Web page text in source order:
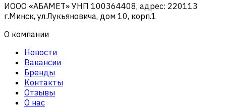
ИООО «АБАМЕТ» УНП 100364408, адрес: 220113
г.Минск, ул.Лукьяновича, дом 10, корп.1
О компании
Новости
Вакансии
Бренды
Контакты
Отзывы
О нас